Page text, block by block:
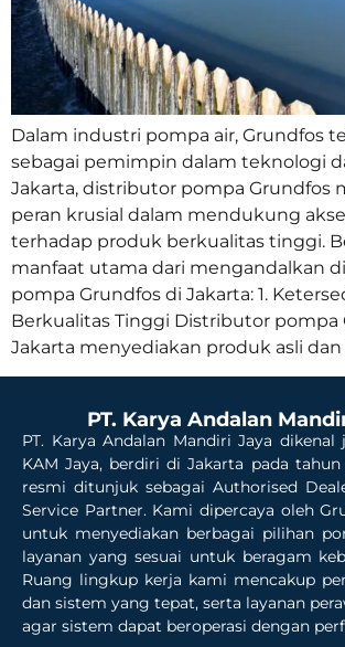
Dalam industri pompa air, Grundfos
sebagai pemimpin dalam teknologi
Jakarta, distributor pompa Grundfos
peran krusial dalam mendukung
terhadap produk berkualitas tinggi.
manfaat utama dari mengandalkan
pompa Grundfos di Jakarta: 1.
Berkualitas Tinggi Distributor pompa
Jakarta menyediakan produk asli
PT. Karya Andalan
PT. Karya Andalan Mandiri Jaya dikenal
KAM Jaya, berdiri di Jakarta pada tahun
resmi ditunjuk sebagai Authorised
Service Partner. Kami dipercaya oleh
untuk menyediakan berbagai pilihan
layanan yang sesuai untuk beragam
Ruang lingkup kerja kami mencakup
dan sistem yang tepat, serta layanan
agar sistem dapat beroperasi dengan